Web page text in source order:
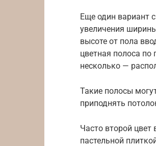
Еще один вариант
увеличения
высоте от пола
цветная полоса
несколько —
Такие полосы
приподнять
Часто второй цвет
пастельной